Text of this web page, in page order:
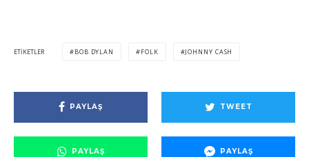
ETIKETLER BOB DYLAN FOLK JOHNNY CASH
PAYLAŞ TWEET
PAYLAŞ PAYLAŞ